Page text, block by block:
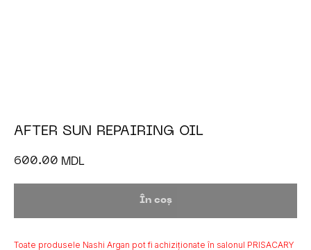
AFTER SUN REPAIRING OIL
600.00 MDL
În coș
Toate produsele Nashi Argan pot fi achiziționate în salonul PRISACARY